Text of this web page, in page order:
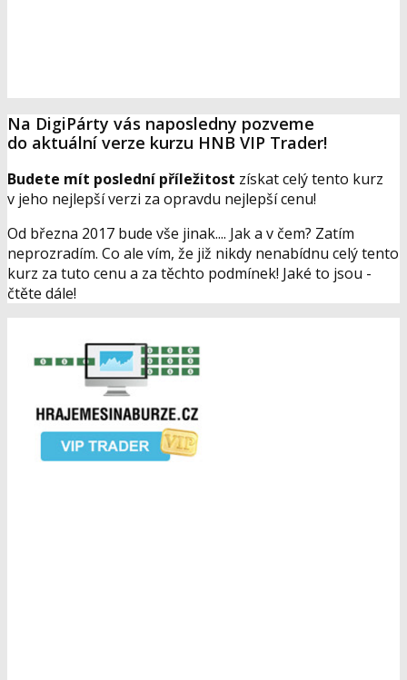
Na DigiPárty vás naposledny pozveme
do aktuální verze kurzu HNB VIP Trader!
Budete mít poslední příležitost získat celý tento kurz
v jeho nejlepší verzi za opravdu nejlepší cenu!
Od března 2017 bude vše jinak.... Jak a v čem? Zatím
neprozradím. Co ale vím, že již nikdy nenabídnu celý tento
kurz za tuto cenu a za těchto podmínek! Jaké to jsou -
čtěte dále!